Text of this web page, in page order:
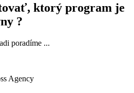
ktorý program je
?
poradíme ...